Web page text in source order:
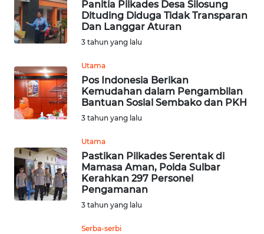
Panitia Pilkades Desa Silosung
Dituding Diduga Tidak Transparan
Dan Langgar Aturan
3 tahun yang lalu
Utama
Pos Indonesia Berikan
Kemudahan dalam Pengambilan
Bantuan Sosial Sembako dan PKH
3 tahun yang lalu
Utama
Pastikan Pilkades Serentak di
Mamasa Aman, Polda Sulbar
Kerahkan 297 Personel
Pengamanan
3 tahun yang lalu
Serba-serbi
TAPANULI
SELATAN
TANJUNG
LESUNG
WN
KARO
WN
SIMALUNGUN
WN